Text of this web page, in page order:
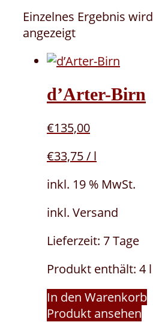
Einzelnes Ergebnis wird
angezeigt
d’Arter-Birn
€135,00
€33,75/ l
inkl. 19 % MwSt.
inkl. Versand
Lieferzeit: 7 Tage
Produkt enthält: 4 l
In den Warenkorb
Produkt ansehen